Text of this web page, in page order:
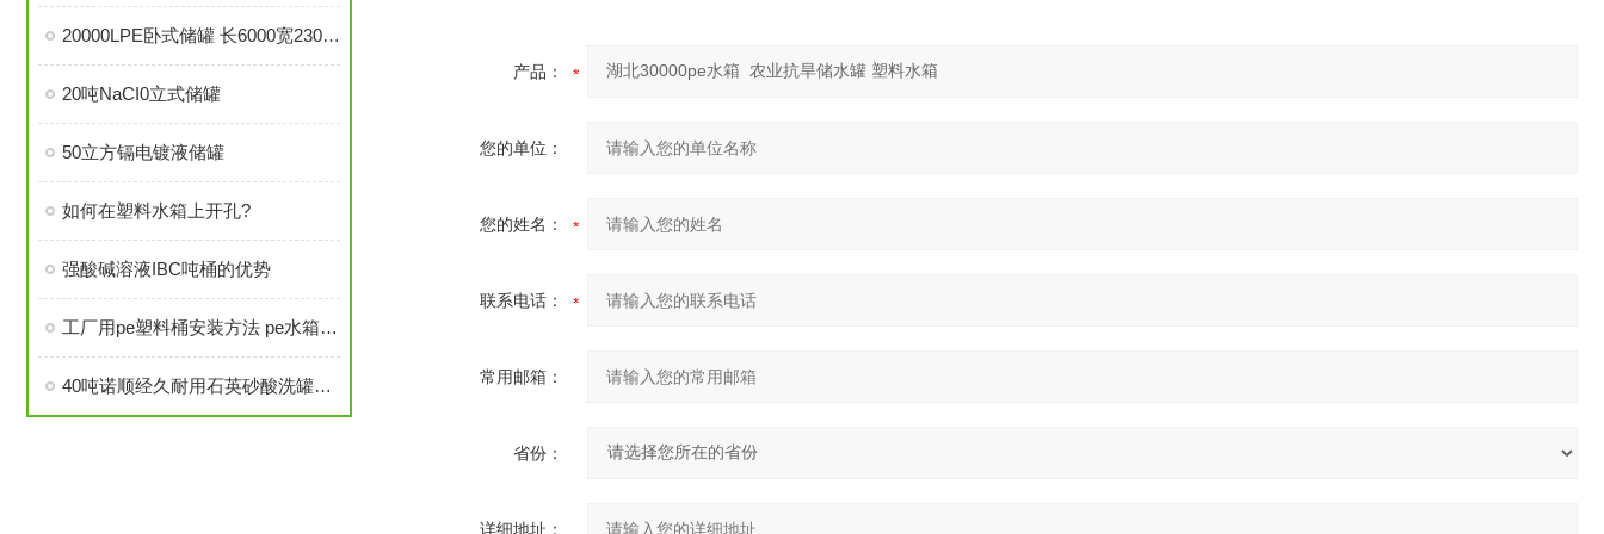
20000LPE卧式储罐 长6000宽2300高1950冷却储存
20吨NaCI0立式储罐
50立方镉电镀液储罐
如何在塑料水箱上开孔?
强酸碱溶液IBC吨桶的优势
工厂用pe塑料桶安装方法 pe水箱管口链接方式
40吨诺顺经久耐用石英砂酸洗罐滚塑工艺
产品：
您的单位：
您的姓名：
联系电话：
常用邮箱：
省份：
详细地址：